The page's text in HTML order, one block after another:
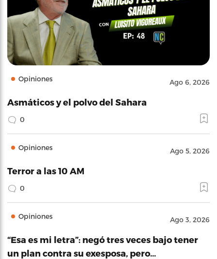
Opiniones Ago 6, 2026
Asmáticos y el polvo del Sahara
0
Opiniones Ago 5, 2026
Terror a las 10 AM
0
Opiniones Ago 3, 2026
“Esa es mi letra”: negó tres veces bajo tener
un plan contra su exesposa, pero…